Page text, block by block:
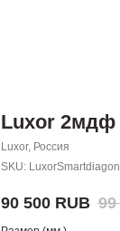
Luxor 2мдф
Luxor, Россия
SKU:
90 500 RUB 99